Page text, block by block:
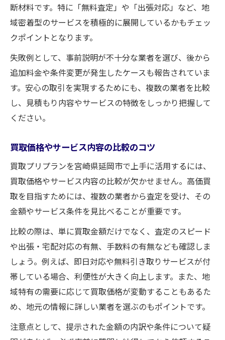
断材料です。特に「無料査定」や「出張対応」など、地
域密着型のサービスを積極的に展開しているかもチェッ
クポイントとなります。
失敗例として、事前説明が不十分な業者を選び、後から
追加料金や条件変更が発生したケースも報告されていま
す。安心の取引を実現するためにも、複数の業者を比較
し、見積もり内容やサービスの特徴をしっかり把握して
ください。
買取価格やサービス内容の比較のコツ
買取プリプランを宮崎県延岡市で上手に活用するには、
買取価格やサービス内容の比較が欠かせません。高価買
取を目指すためには、複数の業者から査定を受け、その
金額やサービス条件を見比べることが重要です。
比較の際は、単に買取金額だけでなく、査定のスピード
や出張・宅配対応の有無、手数料の有無なども確認しま
しょう。例えば、即日対応や無料引き取りサービスが付
帯している場合、利便性が大きく向上します。また、地
域特有の需要に応じて買取価格が変動することもあるた
め、地元の情報に詳しい業者を選ぶのもポイントです。
注意点として、提示された金額の内訳や条件について疑